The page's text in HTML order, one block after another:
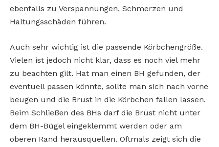
ebenfalls zu Verspannungen, Schmerzen und
Haltungsschäden führen.
Auch sehr wichtig ist die passende Körbchengröße.
Vielen ist jedoch nicht klar, dass es noch viel mehr
zu beachten gilt. Hat man einen BH gefunden, der
eventuell passen könnte, sollte man sich nach vorne
beugen und die Brust in die Körbchen fallen lassen.
Beim Schließen des BHs darf die Brust nicht unter
dem BH-Bügel eingeklemmt werden oder am
oberen Rand herausquellen. Oftmals zeigt sich die